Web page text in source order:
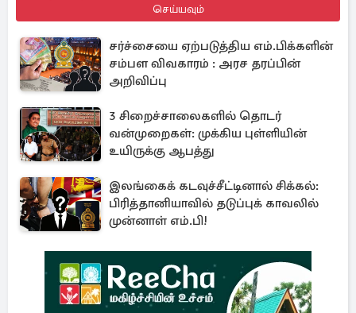
செய்யவும்
சர்ச்சையை ஏற்படுத்திய எம்.பிக்களின்
சம்பள விவகாரம் : அரச தரப்பின்
அறிவிப்பு
3 சிறைச்சாலைகளில் தொடர்
வன்முறைகள்: முக்கிய புள்ளியின்
உயிருக்கு ஆபத்து
இலங்கைக் கடவுச்சீட்டினால் சிக்கல்:
பிரித்தானியாவில் தடுப்புக் காவலில்
முன்னாள் எம்.பி!